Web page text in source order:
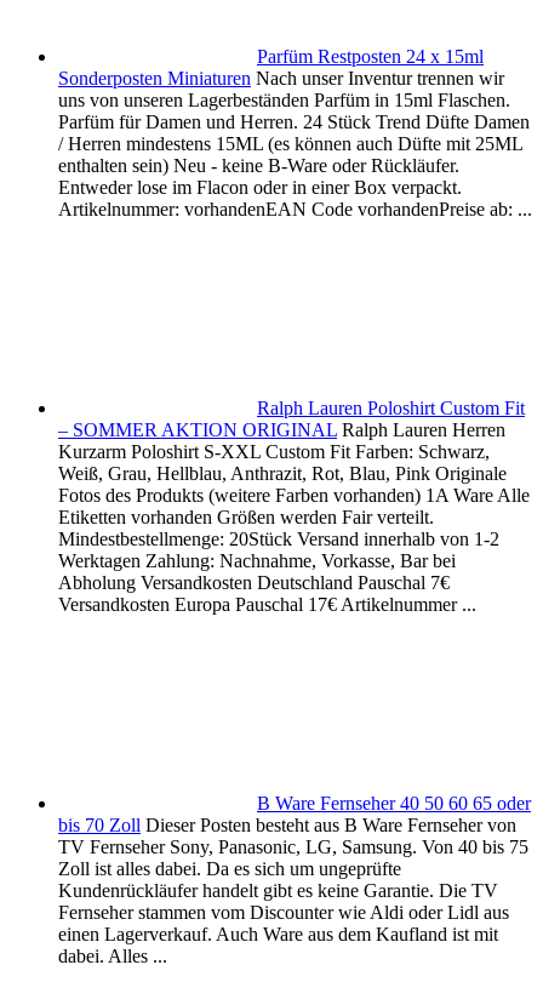
Parfüm Restposten 24 x 15ml
Sonderposten Miniaturen Nach unser Inventur trennen wir
uns von unseren Lagerbeständen Parfüm in 15ml Flaschen.
Parfüm für Damen und Herren. 24 Stück Trend Düfte Damen
/ Herren mindestens 15ML (es können auch Düfte mit 25ML
enthalten sein) Neu - keine B-Ware oder Rückläufer.
Entweder lose im Flacon oder in einer Box verpackt.
Artikelnummer: vorhandenEAN Code vorhandenPreise ab: ...
Ralph Lauren Poloshirt Custom Fit
– SOMMER AKTION ORIGINAL Ralph Lauren Herren
Kurzarm Poloshirt S-XXL Custom Fit Farben: Schwarz,
Weiß, Grau, Hellblau, Anthrazit, Rot, Blau, Pink Originale
Fotos des Produkts (weitere Farben vorhanden) 1A Ware Alle
Etiketten vorhanden Größen werden Fair verteilt.
Mindestbestellmenge: 20Stück Versand innerhalb von 1-2
Werktagen Zahlung: Nachnahme, Vorkasse, Bar bei
Abholung Versandkosten Deutschland Pauschal 7€
Versandkosten Europa Pauschal 17€ Artikelnummer ...
B Ware Fernseher 40 50 60 65 oder
bis 70 Zoll Dieser Posten besteht aus B Ware Fernseher von
TV Fernseher Sony, Panasonic, LG, Samsung. Von 40 bis 75
Zoll ist alles dabei. Da es sich um ungeprüfte
Kundenrückläufer handelt gibt es keine Garantie. Die TV
Fernseher stammen vom Discounter wie Aldi oder Lidl aus
einen Lagerverkauf. Auch Ware aus dem Kaufland ist mit
dabei. Alles ...